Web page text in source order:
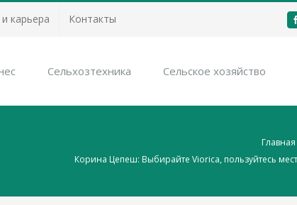
карьера Контакты
Сельхозтехника Cельское хозяйство
Главная
Корина Цепеш: Выбирайте Viorica, пользуйтесь